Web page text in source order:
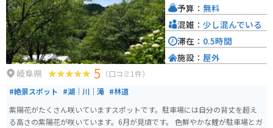
岐阜県 5 （口コミ1件）
#絶景スポット #湖｜川｜滝 #林道
紫陽花がたくさん咲いていますスポットです。駐車場には自分の背丈を超え
る高さの紫陽花が咲いています。6月が見頃です。 色鮮やかな鯉が駐車場とガ
予算： 無料
混雑： 少し混んでいる
滞在： 0.5時間
施設： 屋外